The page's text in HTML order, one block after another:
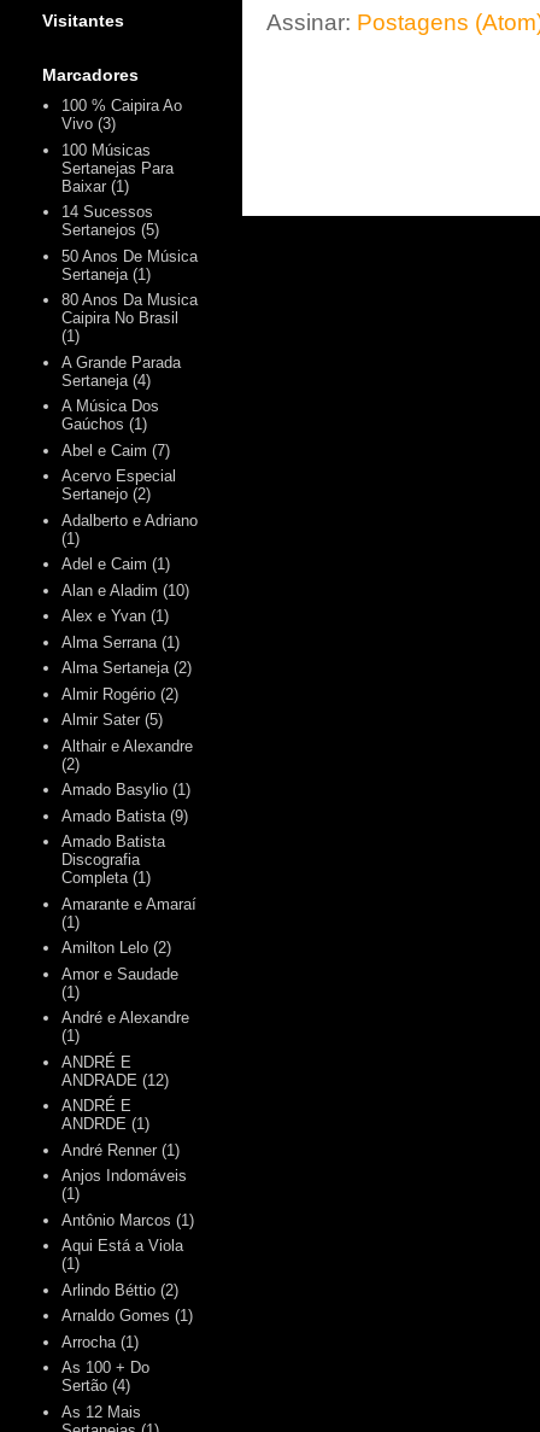
Assinar: Postagens
Visitantes
Marcadores
100 % Caipira Ao
Vivo (3)
100 Músicas
Sertanejas Para
Baixar (1)
14 Sucessos
Sertanejos (5)
50 Anos De Música
Sertaneja (1)
80 Anos Da Musica
Caipira No Brasil
(1)
A Grande Parada
Sertaneja (4)
A Música Dos
Gaúchos (1)
Abel e Caim (7)
Acervo Especial
Sertanejo (2)
Adalberto e Adriano
(1)
Adel e Caim (1)
Alan e Aladim (10)
Alex e Yvan (1)
Alma Serrana (1)
Alma Sertaneja (2)
Almir Rogério (2)
Almir Sater (5)
Althair e Alexandre
(2)
Amado Basylio (1)
Amado Batista (9)
Amado Batista
Discografia
Completa (1)
Amarante e Amaraí
(1)
Amilton Lelo (2)
Amor e Saudade
(1)
André e Alexandre
(1)
ANDRÉ E
ANDRADE (12)
ANDRÉ E
ANDRDE (1)
André Renner (1)
Anjos Indomáveis
(1)
Antônio Marcos (1)
Aqui Está a Viola
(1)
Arlindo Béttio (2)
Arnaldo Gomes (1)
Arrocha (1)
As 100 + Do
Sertão (4)
As 12 Mais